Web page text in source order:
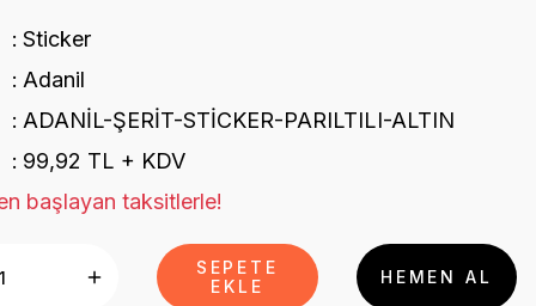
Sticker
Adanil
ADANİL-ŞERİT-STİCKER-PARILTILI-ALTIN
99,92 TL + KDV
başlayan taksitlerle!
SEPETE
EKLE
HEMEN AL